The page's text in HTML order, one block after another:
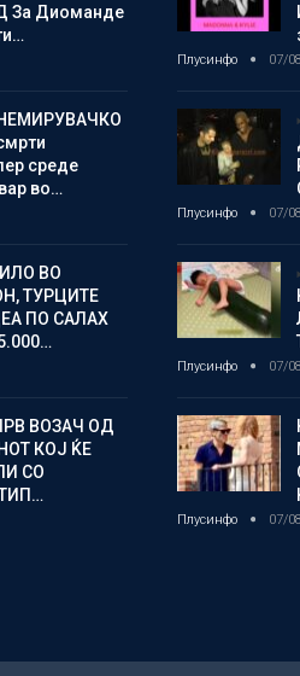
За Диоманде
среде
во…
ВО
ТУРЦИТЕ
ПО САЛАХ
ВОЗАЧ ОД
КОЈ ЌЕ
СО
Плусинфо 07/
Плусинфо 07/
Плусинфо 07/
Плусинфо 07/